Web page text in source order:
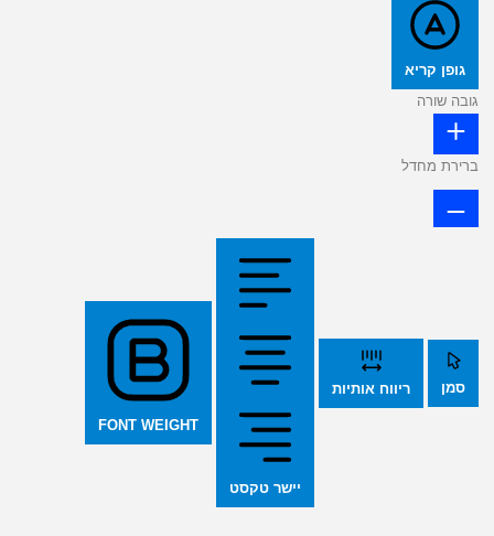
גופן קריא
גובה שורה
ברירת מחדל
סמן ריווח אותיות
יישר טקסט
FONT WEIGHT